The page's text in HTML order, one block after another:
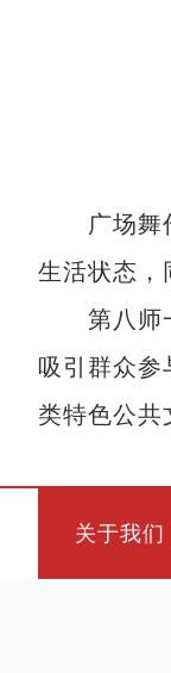
广场舞作
生活状态，
第八师一
吸引群众参
类特色公共
关于我们